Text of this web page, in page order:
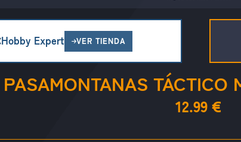
Hobby Expert VER TIENDA
PASAMONTANAS TÁCTICO
12.99 €